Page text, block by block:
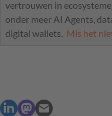
vertrouwen in
onder meer AI Agents,
digital wallets. Mis het